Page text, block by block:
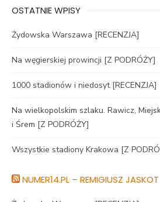
OSTATNIE WPISY
Żydowska Warszawa [RECENZJA]
Na węgierskiej prowincji [Z PODRÓŻY]
1000 stadionów i niedosyt [RECENZJA]
Na wielkopolskim szlaku. Rawicz,
i Śrem [Z PODRÓŻY]
Wszystkie stadiony Krakowa [Z
NUMER14.PL – REMIGIUSZ JASKOT